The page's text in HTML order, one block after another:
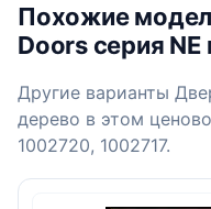
Похожие
Doors серия
Другие варианты
дерево в этом
1002720, 1002717.